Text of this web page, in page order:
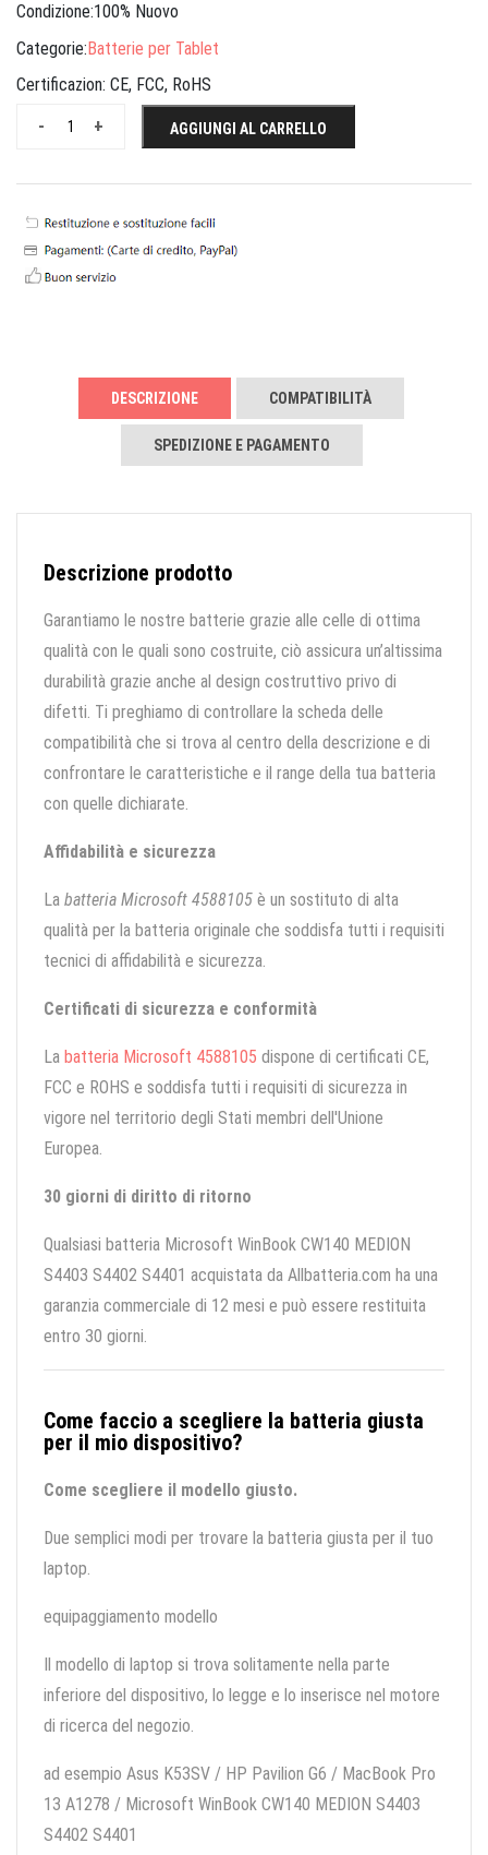
Condizione:100% Nuovo
Categorie:Batterie per Tablet
Certificazion: CE, FCC, RoHS
+
- AGGIUNGI AL CARRELLO
DESCRIZIONE COMPATIBILITÀ
SPEDIZIONE E PAGAMENTO
Descrizione prodotto
Garantiamo le nostre batterie grazie alle celle di ottima
qualità con le quali sono costruite, ciò assicura un’altissima
durabilità grazie anche al design costruttivo privo di
difetti. Ti preghiamo di controllare la scheda delle
compatibilità che si trova al centro della descrizione e di
confrontare le caratteristiche e il range della tua batteria
con quelle dichiarate.
Affidabilità e sicurezza
La batteria Microsoft 4588105 è un sostituto di alta
qualità per la batteria originale che soddisfa tutti i requisiti
tecnici di affidabilità e sicurezza.
Certificati di sicurezza e conformità
La batteria Microsoft 4588105 dispone di certificati CE,
FCC e ROHS e soddisfa tutti i requisiti di sicurezza in
vigore nel territorio degli Stati membri dell'Unione
Europea.
30 giorni di diritto di ritorno
Qualsiasi batteria Microsoft WinBook CW140 MEDION
S4403 S4402 S4401 acquistata da Allbatteria.com ha una
garanzia commerciale di 12 mesi e può essere restituita
entro 30 giorni.
Come faccio a scegliere la batteria giusta
per il mio dispositivo?
Come scegliere il modello giusto.
Due semplici modi per trovare la batteria giusta per il tuo
laptop.
equipaggiamento modello
Il modello di laptop si trova solitamente nella parte
inferiore del dispositivo, lo legge e lo inserisce nel motore
di ricerca del negozio.
ad esempio Asus K53SV / HP Pavilion G6 / MacBook Pro
13 A1278 / Microsoft WinBook CW140 MEDION S4403
S4402 S4401